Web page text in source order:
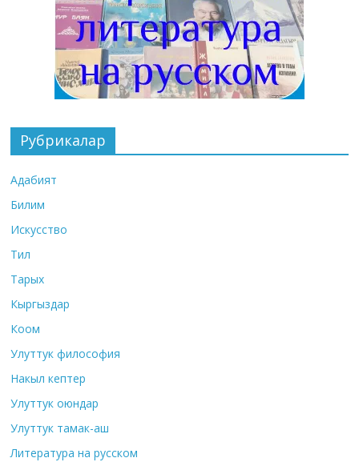
Рубрикалар
Адабият
Билим
Искусство
Тил
Тарых
Кыргыздар
Коом
Улуттук философия
Накыл кептер
Улуттук оюндар
Улуттук тамак-аш
Литература на русском